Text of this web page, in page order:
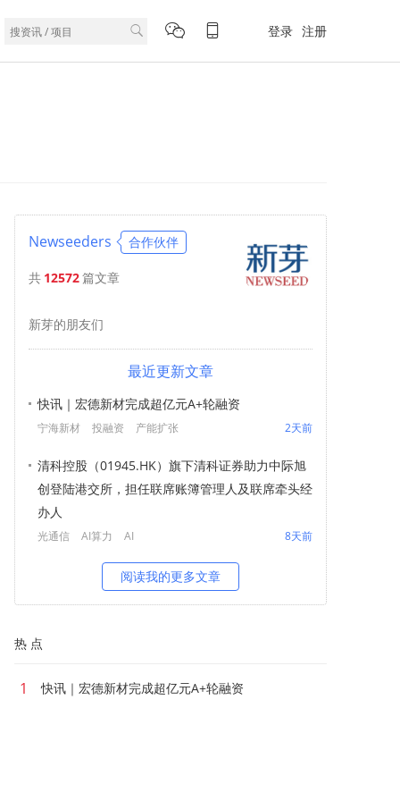
登录 注册
Newseeders 合作伙伴
共 12572篇文章
新芽的朋友们
最近更新文章
快讯｜宏德新材完成超亿元A+轮融资
2天前
宁海新材 投融资 产能扩张
清科控股（01945.HK）旗下清科证券助力中际旭
创登陆港交所，担任联席账簿管理人及联席牵头经
办人
8天前
光通信 AI算力 AI
阅读我的更多文章
热 点
1 快讯｜宏德新材完成超亿元A+轮融资